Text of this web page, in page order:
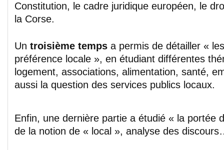
Constitution, le cadre juridique européen, le
la Corse.
Un troisième temps a permis de détailler «
préférence locale », en étudiant différentes
logement, associations, alimentation, santé,
aussi la question des services publics locaux.
Enfin, une dernière partie a étudié « la portée
de la notion de « local », analyse des